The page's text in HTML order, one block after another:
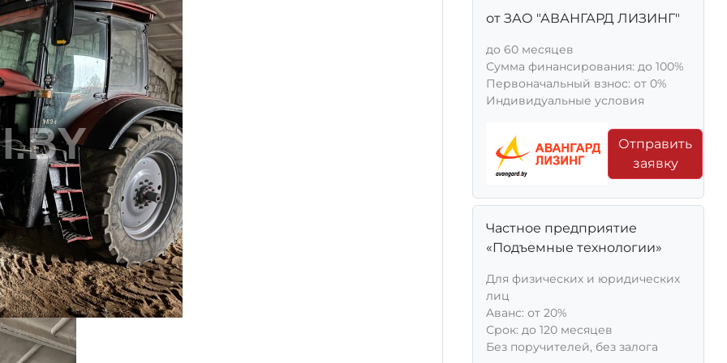
от ЗАО "АВАНГАРД ЛИЗИНГ"
до 60 месяцев
Сумма финансирования: до 100%
Первоначальный взнос: от 0%
Индивидуальные условия
Отправить
заявку
Частное предприятие
«Подъемные технологии»
Для физических и юридических
лиц
Aванс: от 20%
Срок: до 120 месяцев
Без поручителей, без залога